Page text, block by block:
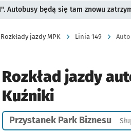
Autobusy będą się tam znowu
Rozkłady jazdy MPK Linia 149
Rozkład jazdy
Kuźniki
Przystanek Park Biznesu